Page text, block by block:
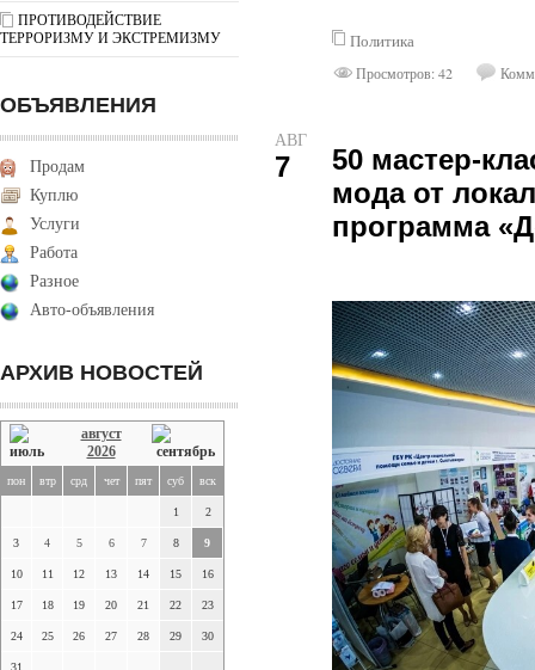
ПРОТИВОДЕЙСТВИЕ
ТЕРРОРИЗМУ И ЭКСТРЕМИЗМУ
ОБЪЯВЛЕНИЯ
Продам
Куплю
Услуги
Работа
Разное
Авто-объявления
АРХИВ НОВОСТЕЙ
август
2026
пон втр срд чет пят суб вск
1 2
3 4 5 6 7 8 9
10 11 12 13 14 15 16
17 18 19 20 21 22 23
24 25 26 27 28 29 30
31
Политика
Просмотров: 42
АВГ
7
50 мастер-
мода от
программа